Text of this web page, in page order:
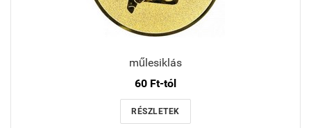
műlesiklás
60 Ft-tól
RÉSZLETEK